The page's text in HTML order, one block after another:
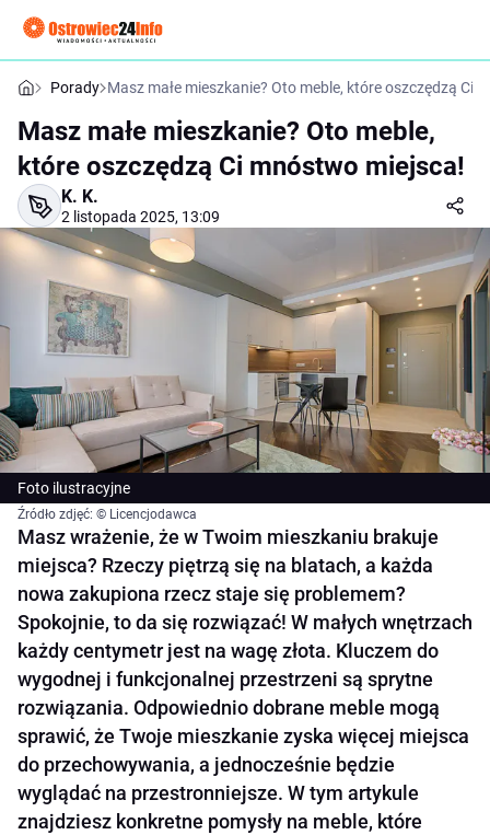
Porady Masz małe mieszkanie? Oto meble, które oszczędzą Ci
Masz małe mieszkanie? Oto meble,
które oszczędzą Ci mnóstwo miejsca!
K. K.
2 listopada 2025, 13:09
Foto ilustracyjne
Źródło zdjęć: © Licencjodawca
Masz wrażenie, że w Twoim mieszkaniu brakuje
miejsca? Rzeczy piętrzą się na blatach, a każda
nowa zakupiona rzecz staje się problemem?
Spokojnie, to da się rozwiązać! W małych wnętrzach
każdy centymetr jest na wagę złota. Kluczem do
wygodnej i funkcjonalnej przestrzeni są sprytne
rozwiązania. Odpowiednio dobrane meble mogą
sprawić, że Twoje mieszkanie zyska więcej miejsca
do przechowywania, a jednocześnie będzie
wyglądać na przestronniejsze. W tym artykule
znajdziesz konkretne pomysły na meble, które